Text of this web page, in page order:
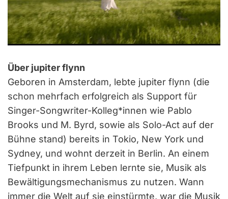
Über jupiter flynn
Geboren in Amsterdam, lebte jupiter flynn (die
schon mehrfach erfolgreich als Support für
Singer-Songwriter-Kolleg*innen wie Pablo
Brooks und M. Byrd, sowie als Solo-Act auf der
Bühne stand) bereits in Tokio, New York und
Sydney, und wohnt derzeit in Berlin. An einem
Tiefpunkt in ihrem Leben lernte sie, Musik als
Bewältigungsmechanismus zu nutzen. Wann
immer die Welt auf sie einstürmte, war die Musik